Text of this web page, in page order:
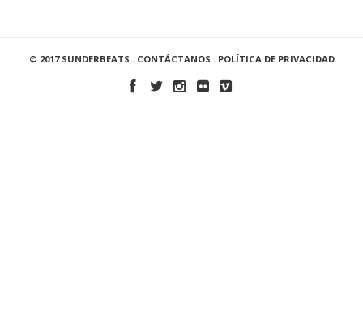
© 2017 SUNDERBEATS . CONTÁCTANOS . POLÍTICA DE PRIVACIDAD